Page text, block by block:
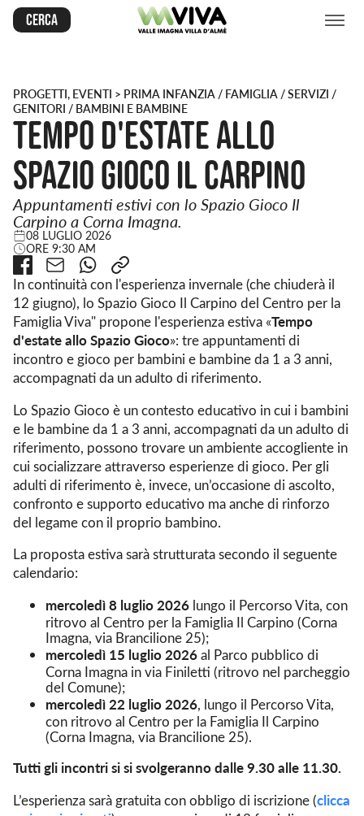
Cerca
PROGETTI, EVENTI > PRIMA INFANZIA / FAMIGLIA / SERVIZI /
GENITORI / BAMBINI E BAMBINE
Tempo d'estate allo
Spazio Gioco Il Carpino
Appuntamenti estivi con lo Spazio Gioco Il
Carpino a Corna Imagna.
08 LUGLIO 2026
ORE 9:30 AM
In continuità con l'esperienza invernale (che chiuderà il
12 giugno), lo Spazio Gioco Il Carpino del Centro per la
Famiglia Viva" propone l'esperienza estiva «Tempo
d'estate allo Spazio Gioco»: tre appuntamenti di
incontro e gioco per bambini e bambine da 1 a 3 anni,
accompagnati da un adulto di riferimento.
Lo Spazio Gioco è un contesto educativo in cui i bambini
e le bambine da 1 a 3 anni, accompagnati da un adulto di
riferimento, possono trovare un ambiente accogliente in
cui socializzare attraverso esperienze di gioco. Per gli
adulti di riferimento è, invece, un’occasione di ascolto,
confronto e supporto educativo ma anche di rinforzo
del legame con il proprio bambino.
La proposta estiva sarà strutturata secondo il seguente
calendario:
mercoledì 8 luglio 2026 lungo il Percorso Vita, con
ritrovo al Centro per la Famiglia Il Carpino (Corna
Imagna, via Brancilione 25);
mercoledì 15 luglio 2026al Parco pubblico di
Corna Imagna in via Finiletti (ritrovo nel parcheggio
del Comune);
mercoledì 22 luglio 2026, lungo il Percorso Vita,
con ritrovo al Centro per la Famiglia Il Carpino
(Corna Imagna, via Brancilione 25).
Tutti gli incontri si si svolgeranno dalle 9.30 alle 11.30.
L’esperienza sarà gratuita con obbligo di iscrizione (clicca